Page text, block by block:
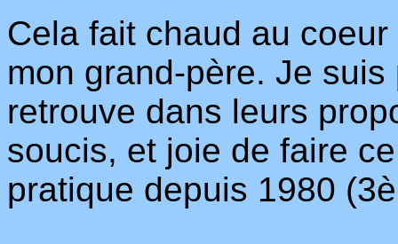
Cela fait chaud au
mon grand-père. Je
retrouve dans leurs
soucis, et joie de faire
pratique depuis 1980